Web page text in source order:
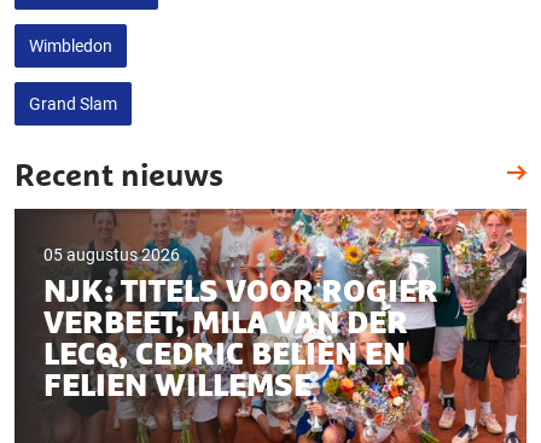
Wimbledon
Grand Slam
Recent nieuws
05 augustus 2026
NJK: TITELS VOOR ROGIER
VERBEET, MILA VAN DER
LECQ, CEDRIC BELIËN EN
FELIEN WILLEMSE